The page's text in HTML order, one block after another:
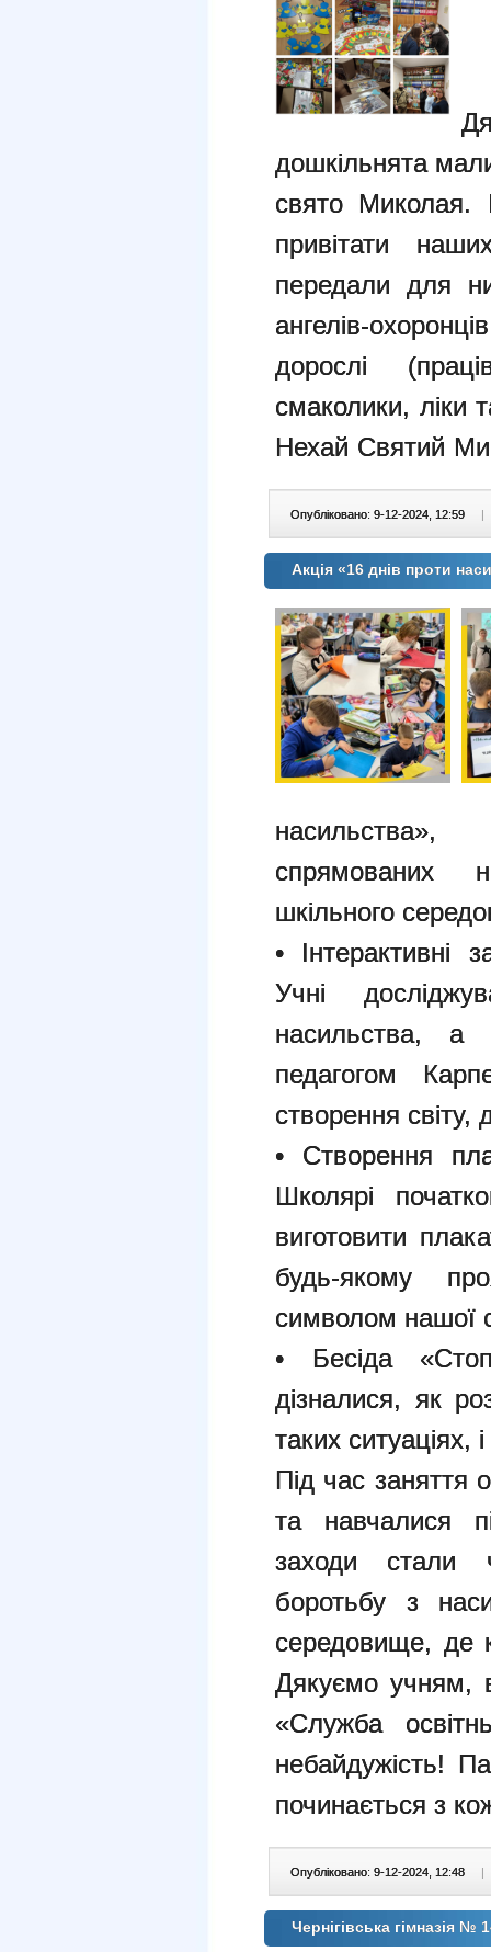
дошкільнята
свято Миколая.
привітати
передали для
ангелів-
дорослі
смаколики, ліки
Нехай Святий
Опубліковано: 9-12-2024, 12:59 |
Акція «16 днів проти
спрямованих
шкільного
• Інтерактивні
Учні
насильства, а
педагогом
створення
• Створення
Школярі
виготовити
будь-якому
символом нашої
• Бесіда
дізналися, як
таких ситуаціях,
Під час заняття
та навчалися
заходи стали
боротьбу з
середовище, де
Дякуємо учням,
«Служба
небайдужість!
починається з
Опубліковано: 9-12-2024, 12:48 |
Чернігівська гімназія №